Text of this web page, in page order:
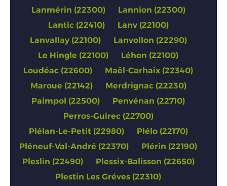
Lanmérin (22300)
Lannion (22300)
Lantic (22410)
Lanv (22100)
Lanvallay (22100)
Lanvollon (22290)
Le Hingle (22100)
Léhon (22100)
Loudéac (22600)
Maël-Carhaix (22340)
Maroue (22142)
Merdrignac (22230)
Paimpol (22500)
Penvénan (22710)
Perros-Guirec (22700)
Plélan-Le-Petit (22980)
Plélo (22170)
Pléneuf-Val-André (22370)
Plérin (22190)
Pleslin (22490)
Plessix-Balisson (22650)
Plestin Les Gréves (22310)